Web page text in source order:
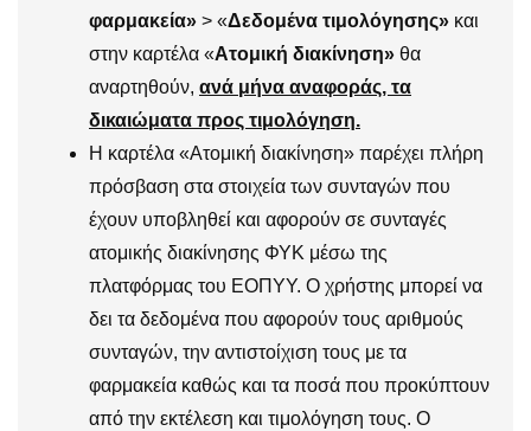
φαρμακεία» > «Δεδομένα τιμολόγησης» και
στην καρτέλα «Ατομική διακίνηση» θα
αναρτηθούν, ανά μήνα αναφοράς, τα
δικαιώματα προς τιμολόγηση.
Η καρτέλα «Ατομική διακίνηση» παρέχει πλήρη
πρόσβαση στα στοιχεία των συνταγών που
έχουν υποβληθεί και αφορούν σε συνταγές
ατομικής διακίνησης ΦΥΚ μέσω της
πλατφόρμας του ΕΟΠΥΥ. Ο χρήστης μπορεί να
δει τα δεδομένα που αφορούν τους αριθμούς
συνταγών, την αντιστοίχιση τους με τα
φαρμακεία καθώς και τα ποσά που προκύπτουν
από την εκτέλεση και τιμολόγηση τους. Ο